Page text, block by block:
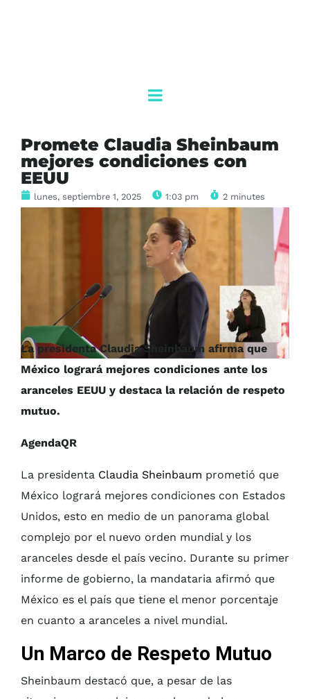
Promete Claudia Sheinbaum
mejores condiciones con
EEUU
lunes, septiembre 1, 2025 1:03 pm 2 minutes
La presidenta Claudia Sheinbaum afirma que
México logrará mejores condiciones ante los
aranceles EEUU y destaca la relación de respeto
mutuo.
AgendaQR
La presidenta Claudia Sheinbaum prometió que
México logrará mejores condiciones con Estados
Unidos, esto en medio de un panorama global
complejo por el nuevo orden mundial y los
aranceles desde el país vecino. Durante su primer
informe de gobierno, la mandataria afirmó que
México es el país que tiene el menor porcentaje
en cuanto a aranceles a nivel mundial.
Un Marco de Respeto Mutuo
Sheinbaum destacó que, a pesar de las